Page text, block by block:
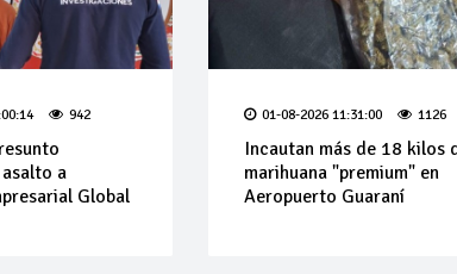
942
a
Global
01-08-2026 11:31:00 1126
Incautan más de 18 kilos
marihuana "premium" en
Aeropuerto Guaraní